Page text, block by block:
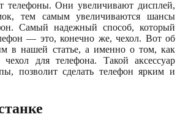
телефоны. Они увеличивают дисплей,
тем самым увеличиваются шансы
Самый надежный способ, который
— это, конечно же, чехол. Вот об
в нашей статье, а именно о том, как
для телефона. Такой аксессуар
позволит сделать телефон ярким и